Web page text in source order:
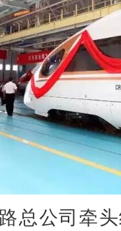
公司牵头